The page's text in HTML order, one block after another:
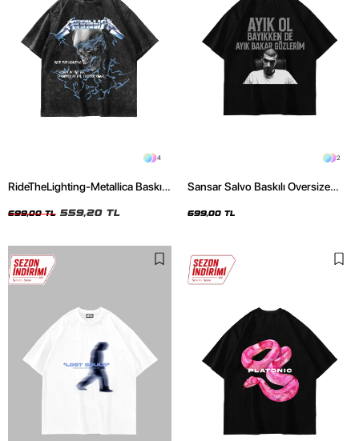
4
RideTheLighting-Metallica Baskılı
Tshirt
699,00 TL 559,20 TL
2
Sansar Salvo Baskılı Oversize
699,00 TL